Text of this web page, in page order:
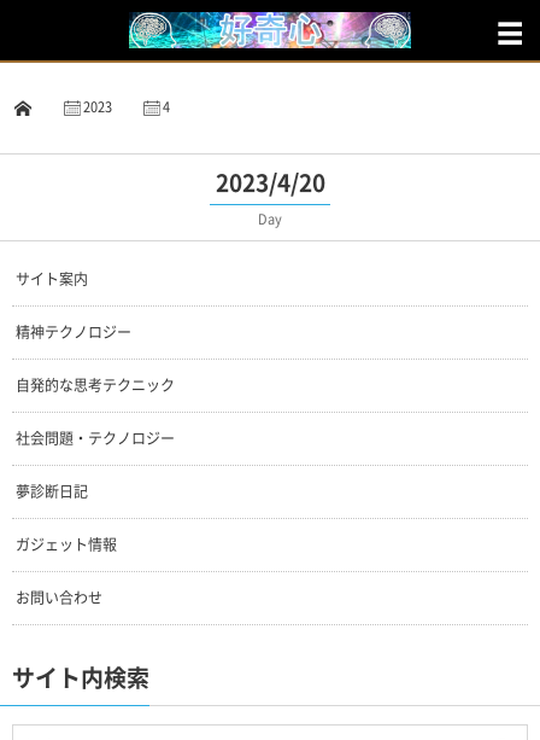
2023 4
2023/4/20
Day
サイト案内
精神テクノロジー
自発的な思考テクニック
社会問題・テクノロジー
夢診断日記
ガジェット情報
お問い合わせ
サイト内検索